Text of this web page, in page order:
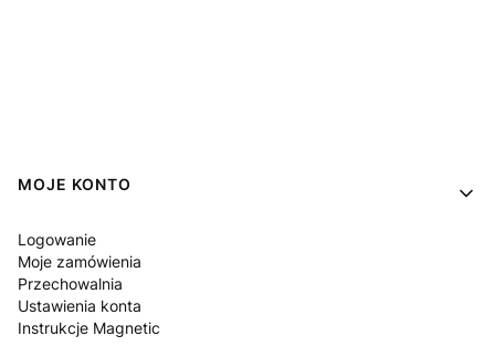
Linki w stopce
MOJE KONTO
Logowanie
Moje zamówienia
Przechowalnia
Ustawienia konta
Instrukcje Magnetic